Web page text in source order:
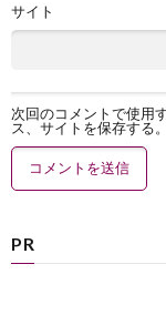
サイト
次回のコメントで使用
ス、サイトを保存する。
PR